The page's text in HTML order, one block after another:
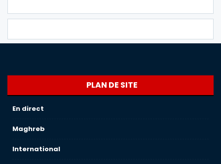
PLAN DE SITE
En direct
Maghreb
International